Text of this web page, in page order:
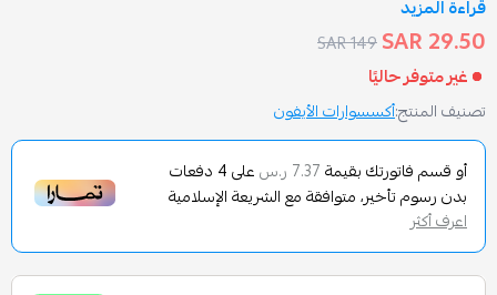
149 SAR
أكسسوارات الأيفون
بقيمة 7.37 ر.س على4دفعات
متوافقة مع الشريعة الإسلامية